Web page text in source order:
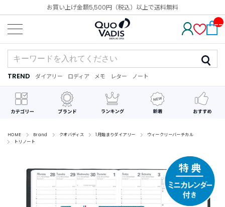
お買い上げ金額5,500円（税込）以上で送料無料
__
M_
CN
TREND
ダ
イ
ア
リ
ー
カ
レ
ン
ダ
ー
メ
手
デ
シ
TREND ダイアリー ロディア メモ レター ノート
HOME Brand クオバディス 1月始まりダイアリー
ウィークリーバーチカル
トリノート